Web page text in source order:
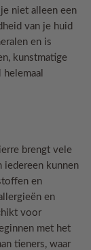
niet alleen een
van je huid
en is
kunstmatige
brengt vele
iedereen kunnen
en
en
voor
met het
tieners, waar